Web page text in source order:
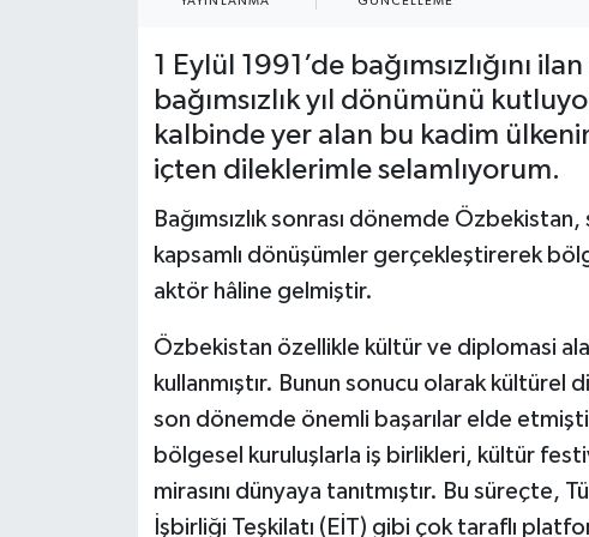
1 Eylül 1991’de bağımsızlığını
bağımsızlık yıl dönümünü
kalbinde yer alan bu kadim
içten dileklerimle selamlıyorum.
Bağımsızlık sonrası dönemde
kapsamlı dönüşümler gerçekleştirerek
aktör hâline gelmiştir.
Özbekistan özellikle kültür ve diplomasi
kullanmıştır. Bunun sonucu olarak kültürel
son dönemde önemli başarılar elde
bölgesel kuruluşlarla iş birlikleri, kültür
mirasını dünyaya tanıtmıştır. Bu süreçte,
İşbirliği Teşkilatı (EİT) gibi çok taraflı